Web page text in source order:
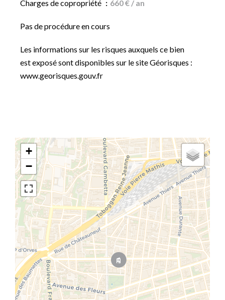
Charges de copropriété 660 € / an
Pas de procédure en cours
Les informations sur les risques auxquels ce bien
est exposé sont disponibles sur le site Géorisques :
www.georisques.gouv.fr
+
−